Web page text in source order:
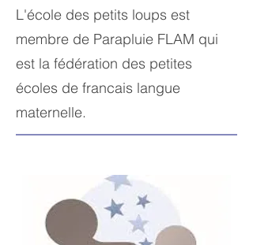
L'école des petits loups est
membre de Parapluie FLAM qui
est la fédération des petites
écoles de francais langue
maternelle.